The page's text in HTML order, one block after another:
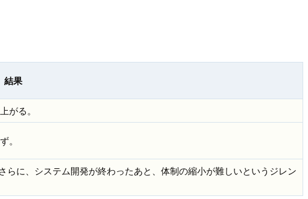
結果
がる。
。
に、システム開発が終わったあと、体制の縮小が難しいというジレン